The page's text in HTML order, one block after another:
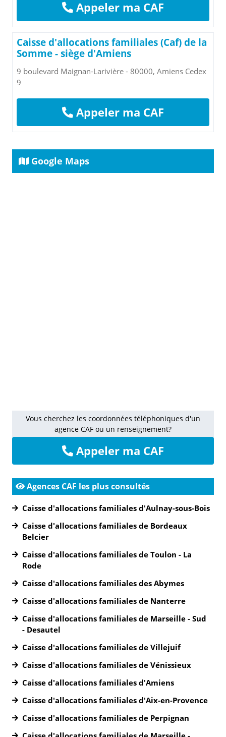
Appeler ma CAF
Caisse d'allocations familiales (Caf) de la
Somme - siège d'Amiens
9 boulevard Maignan-Larivière - 80000, Amiens Cedex
9
Appeler ma CAF
Google Maps
Vous cherchez les coordonnées téléphoniques d'un
agence CAF ou un renseignement?
Appeler ma CAF
Agences CAF les plus consultés
Caisse d'allocations familiales d'Aulnay-sous-Bois
Caisse d'allocations familiales de Bordeaux
Belcier
Caisse d'allocations familiales de Toulon - La
Rode
Caisse d'allocations familiales des Abymes
Caisse d'allocations familiales de Nanterre
Caisse d'allocations familiales de Marseille - Sud
- Desautel
Caisse d'allocations familiales de Villejuif
Caisse d'allocations familiales de Vénissieux
Caisse d'allocations familiales d'Amiens
Caisse d'allocations familiales d'Aix-en-Provence
Caisse d'allocations familiales de Perpignan